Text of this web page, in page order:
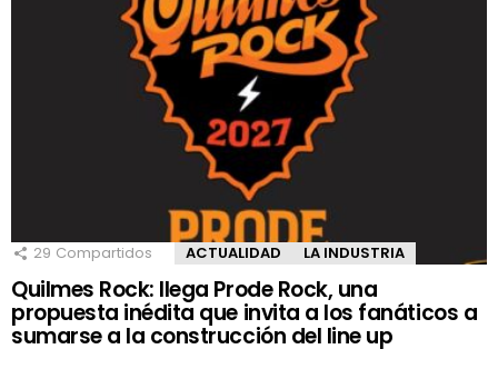
29 Compartidos ACTUALIDAD LA INDUSTRIA
Quilmes Rock: llega Prode Rock, una
propuesta inédita que invita a los fanáticos a
sumarse a la construcción del line up